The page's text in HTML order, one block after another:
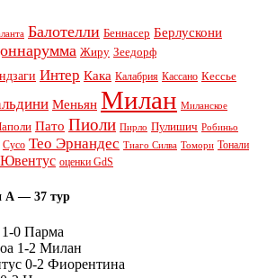
Балотелли Беннасер Берлускони
Жиру Зеедорф
Интер Кака Калабрия Кассано Кессье
Меньян Милан Миланское
Пато Пиоли Пирло Пулишич Робиньо
Сусо Тео Эрнандес Тиаго Силва Томори Тонали
Ювентус оценки GdS
А — 37 тур
0 Парма
1-2 Милан
0-2 Фиорентина